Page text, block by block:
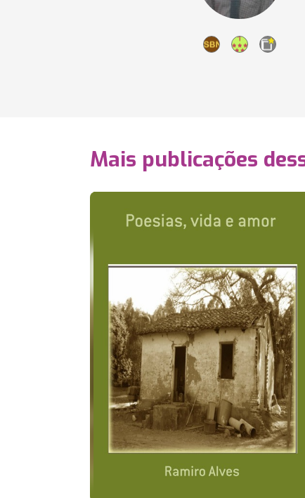
Mais publicações